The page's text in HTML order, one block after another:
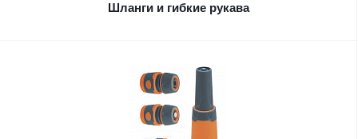
Шланги и гибкие рукава